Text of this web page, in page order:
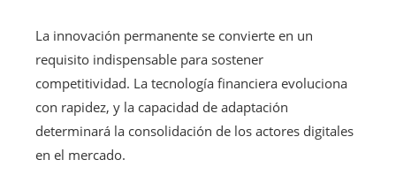
La innovación permanente se convierte en un
requisito indispensable para sostener
competitividad. La tecnología financiera evoluciona
con rapidez, y la capacidad de adaptación
determinará la consolidación de los actores digitales
en el mercado.